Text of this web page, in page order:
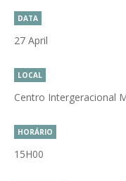
DATA
27 April
LOCAL
Centro Intergeracional
HORÁRIO
15H00